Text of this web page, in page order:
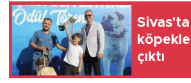
Sivas'ta
çıktı